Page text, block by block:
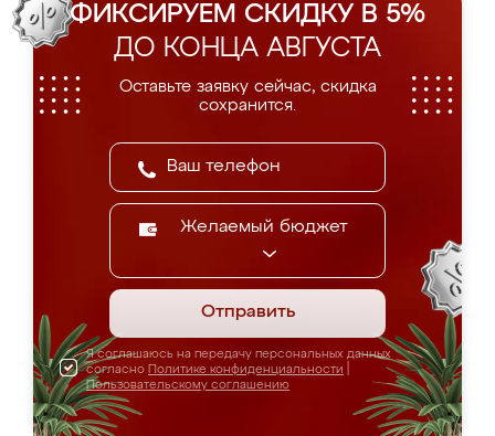
ФИКСИРУЕМ СКИДКУ В 5%
ДО КОНЦА АВГУСТА
Оставьте заявку сейчас, скидка
сохранится.
Желаемый бюджет
Отправить
Я соглашаюсь на передачу персональных данных
согласно Политике конфиденциальности
Пользовательскому соглашению